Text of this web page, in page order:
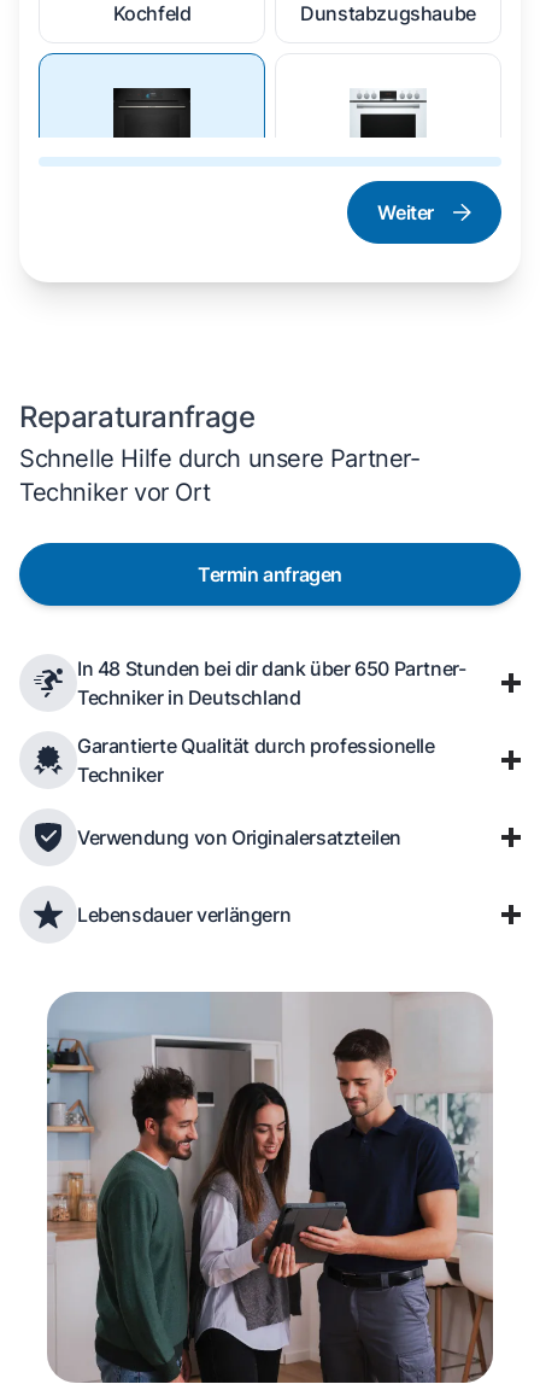
Kochfeld Dunstabzugshaube
Herd und Backofen
Weiter
Reparaturanfrage
Schnelle Hilfe durch unsere Partner-
Techniker vor Ort
Termin anfragen
In 48 Stunden bei dir dank über 650 Partner-
Techniker in Deutschland
Garantierte Qualität durch professionelle
Techniker
Verwendung von Originalersatzteilen
Lebensdauer verlängern